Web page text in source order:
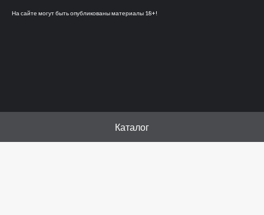
На сайте могут быть опубликованы материалы 18+!
Каталог